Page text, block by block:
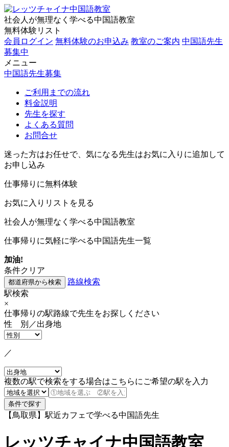
社会人が無理なく学べる中国語教室
無料体験リスト
会員ログイン 無料体験のお申込み 教室のご案内 中国語先生
募集中
メニュー
中国語先生募集
ご利用までの流れ
料金説明
先生を探す
よくある質問
お問合せ
迷った方はお任せで、気になる先生はお気に入りに追加して
お申し込み
仕事帰りに無料体験
お気に入りリストを見る
社会人が無理なく学べる中国語教室
仕事帰りに気軽に学べる中国語先生一覧
加油!
条件クリア
路線検索
駅検索
×
仕事帰りの駅路線で先生をお探しください
性 別／出身地
／
複数の駅で検索をする場合はこちらにご希望の駅を入力
【鳥取県】駅近カフェで学べる中国語先生
レッツチャイナ中国語教室